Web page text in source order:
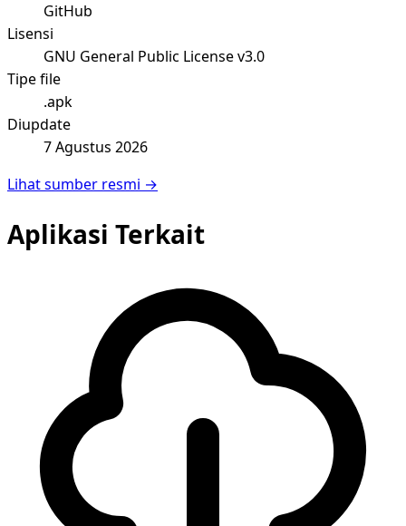
GitHub
Lisensi
GNU General Public License v3.0
Tipe file
.apk
Diupdate
7 Agustus 2026
Lihat sumber resmi →
Aplikasi Terkait